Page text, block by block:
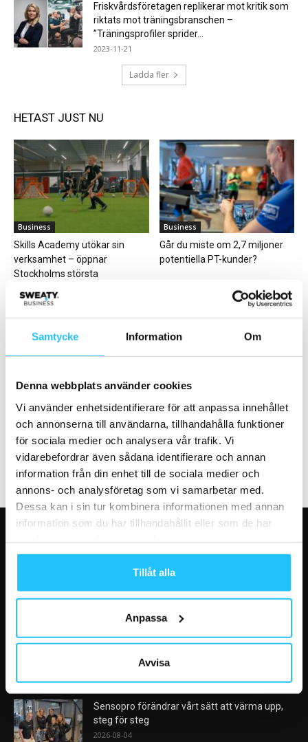
Samtycke Information Om
Denna webbplats använder cookies
Vi använder enhetsidentifierare för att anpassa innehållet
och annonserna till användarna, tillhandahålla funktioner
för sociala medier och analysera vår trafik. Vi
vidarebefordrar även sådana identifierare och annan
information från din enhet till de sociala medier och
annons- och analysföretag som vi samarbetar med.
Dessa kan i sin tur kombinera informationen med annan
information som du har tillhandahållit eller som de har
Tillåt alla
Anpassa
Avvisa
Friskvårdsföretagen replikerar mot kritik som
riktats mot träningsbranschen –
”Träningsprofiler sprider...
2023-11-21
Ladda fler
HETAST JUST NU
Business
Skills Academy utökar sin
verksamhet – öppnar
Stockholms största
Business
Går du miste om 2,7 miljoner
potentiella PT-kunder?
Digitalt
Ultra 2 och Apple Watch 9
Business
Actic redovisar svaga siffror
för Q2 2019 – arbetar
målmedvet vidare...
VÅRA FAVORITER
AI kommer aldrig kunna ersätta en frukost
2026-08-06
Analys: Europas gymmarknad går in i en ny
Sensopro förändrar vårt sätt att värma upp,
steg för steg
2026-08-04